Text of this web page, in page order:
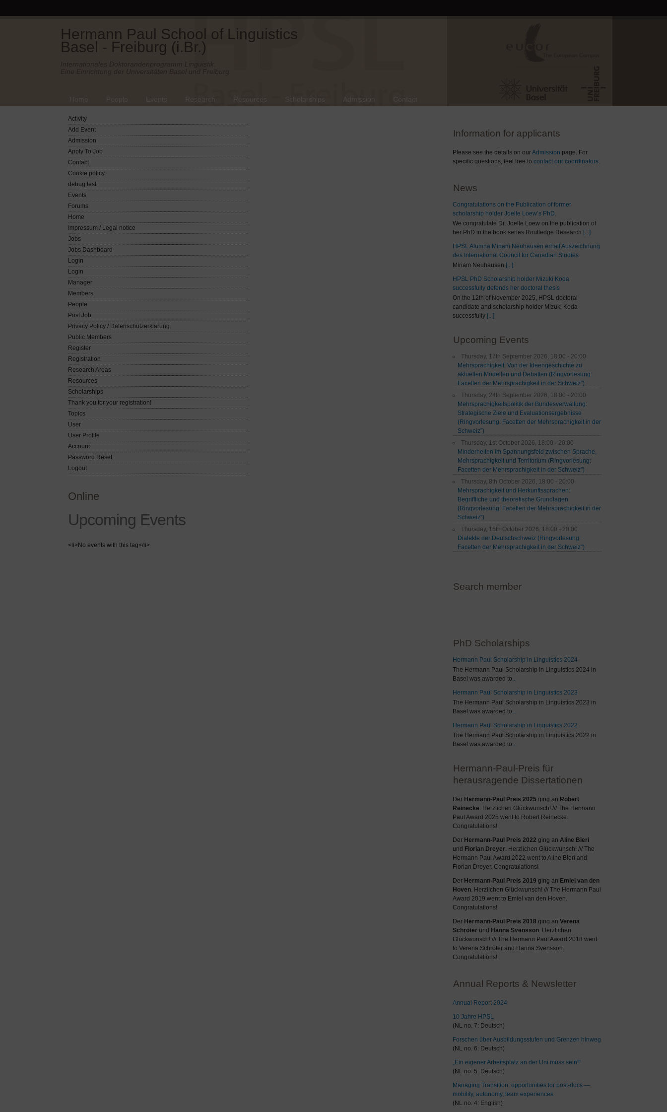
Hermann Paul School of Linguistics
Basel - Freiburg (i.Br.)
Activity
Add Event
Admission
Apply To Job
Contact
Cookie policy
debug test
Events
Forums
Home
Impressum / Legal notice
Jobs
Jobs Dashboard
Login
Login
Manager
Members
People
Post Job
Privacy Policy / Datenschutzerklärung
Public Members
Register
Registration
Research Areas
Resources
Scholarships
Thank you for your registration!
Topics
User
User Profile
Account
Password Reset
Logout
Online
Upcoming Events
<li>No events with this tag</li>
Information for applicants
Please see the details on ourAdmission page. For
specific questions, feel free to contact our coordinators.
News
Congratulations on the Publication of former
scholarship holder Joelle Loew’s PhD.
We congratulate Dr. Joelle Loew on the publication of
her PhD in the book series Routledge Research [...]
HPSL Alumna Miriam Neuhausen erhält Auszeichnung
des International Council for Canadian Studies
Miriam Neuhausen [...]
HPSL PhD Scholarship holder Mizuki Koda
successfully defends her doctoral thesis
On the 12th of November 2025, HPSL doctoral
candidate and scholarship holder Mizuki Koda
successfully [...]
Upcoming Events
Thursday, 17th September 2026, 18:00 - 20:00
Mehrsprachigkeit: Von der Ideengeschichte zu
aktuellen Modellen und Debatten (Ringvorlesung:
Facetten der Mehrsprachigkeit in der Schweiz")
Thursday, 24th September 2026, 18:00 - 20:00
Mehrsprachigkeitspolitik der Bundesverwaltung:
Strategische Ziele und Evaluationsergebnisse
(Ringvorlesung: Facetten der Mehrsprachigkeit in der
Schweiz”)
Thursday, 1st October 2026, 18:00 - 20:00
Minderheiten im Spannungsfeld zwischen Sprache,
Mehrsprachigkeit und Territorium (Ringvorlesung:
Facetten der Mehrsprachigkeit in der Schweiz")
Thursday, 8th October 2026, 18:00 - 20:00
Mehrsprachigkeit und Herkunftssprachen:
Begriffliche und theoretische Grundlagen
(Ringvorlesung: Facetten der Mehrsprachigkeit in der
Schweiz")
Thursday, 15th October 2026, 18:00 - 20:00
Dialekte der Deutschschweiz (Ringvorlesung:
Facetten der Mehrsprachigkeit in der Schweiz")
Search member
PhD Scholarships
Hermann Paul Scholarship in Linguistics 2024
The Hermann Paul Scholarship in Linguistics 2024 in
Basel was awarded to...
Hermann Paul Scholarship in Linguistics 2023
The Hermann Paul Scholarship in Linguistics 2023 in
Basel was awarded to...
Hermann Paul Scholarship in Linguistics 2022
The Hermann Paul Scholarship in Linguistics 2022 in
Basel was awarded to...
Hermann-Paul-Preis für
herausragende Dissertationen
Der Hermann-Paul Preis 2025 ging an Robert
Reinecke. Herzlichen Glückwunsch! /// The Hermann
Paul Award 2025 went to Robert Reinecke.
Congratulations!
Der Hermann-Paul Preis 2022 ging an Aline Bieri
und Florian Dreyer. Herzlichen Glückwunsch! /// The
Hermann Paul Award 2022 went to Aline Bieri and
Florian Dreyer. Congratulations!
Der Hermann-Paul Preis 2019 ging an Emiel van den
Hoven. Herzlichen Glückwunsch! /// The Hermann Paul
Award 2019 went to Emiel van den Hoven.
Congratulations!
Der Hermann-Paul Preis 2018 ging an Verena
Schröter und Hanna Svensson. Herzlichen
Glückwunsch! /// The Hermann Paul Award 2018 went
to Verena Schröter and Hanna Svensson.
Congratulations!
Annual Reports & Newsletter
Annual Report 2024
10 Jahre HPSL
(NL no. 7: Deutsch)
Forschen über Ausbildungsstufen und Grenzen hinweg
(NL no. 6: Deutsch)
„Ein eigener Arbeitsplatz an der Uni muss sein!“
(NL no. 5: Deutsch)
Managing Transition: opportunities for post-docs —
mobility, autonomy, team experiences
(NL no. 4: English)